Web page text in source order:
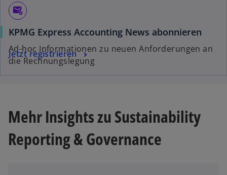
attach_email
KPMG Express Accounting News abonnieren
Ad-hoc Informationen zu neuen Anforderungen an
die Rechnungslegung
Jetzt registrieren
Mehr Insights zu Sustainability
Reporting & Governance